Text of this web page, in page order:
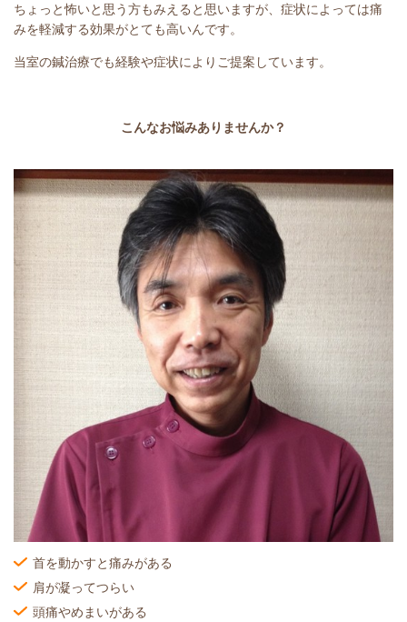
ちょっと怖いと思う方もみえると思いますが、症状によっては痛
みを軽減する効果がとても高いんです。
当室の鍼治療でも経験や症状によりご提案しています。
こんなお悩みありませんか？
首を動かすと痛みがある
肩が凝ってつらい
頭痛やめまいがある